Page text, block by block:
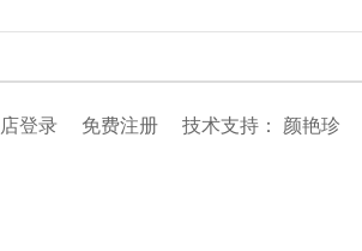
登录 免费注册 技术支持 ： 颜艳珍